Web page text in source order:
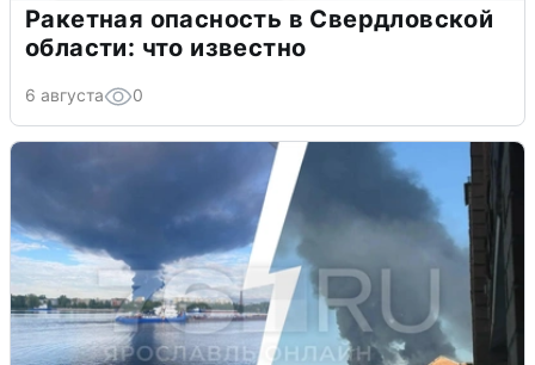
Ракетная опасность в Свердловской
области: что известно
6 августа 0